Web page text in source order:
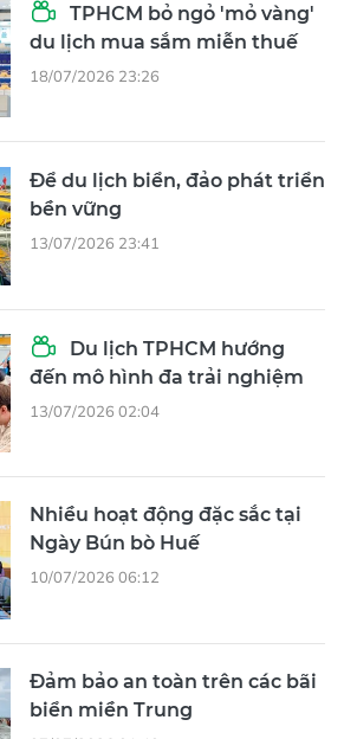
TPHCM bỏ ngỏ 'mỏ vàng'
du lịch mua sắm miễn thuế
18/07/2026 23:26
Để du lịch biển, đảo phát triển
bền vững
13/07/2026 23:41
Du lịch TPHCM hướng
đến mô hình đa trải nghiệm
13/07/2026 02:04
Nhiều hoạt động đặc sắc tại
Ngày Bún bò Huế
10/07/2026 06:12
Đảm bảo an toàn trên các bãi
biển miền Trung